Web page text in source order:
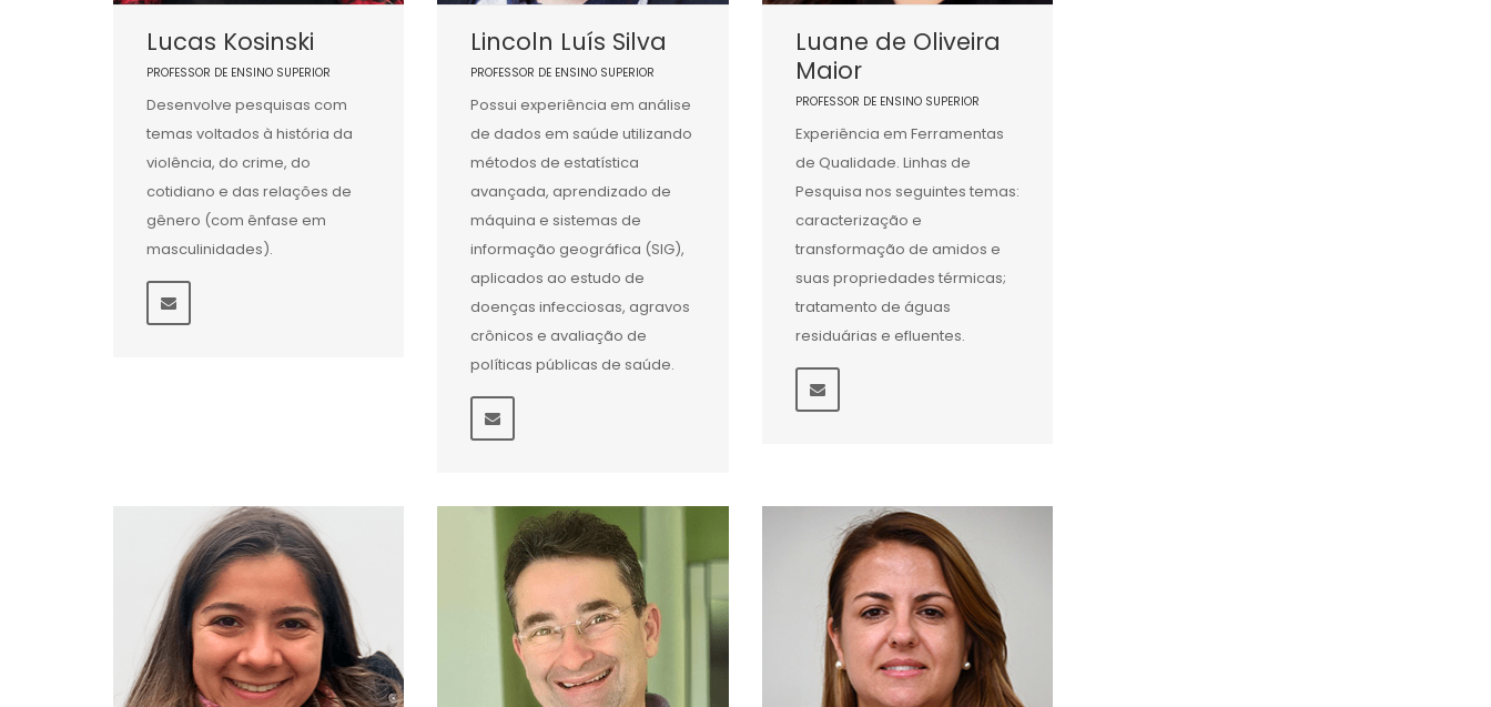
Lucas Kosinski
PROFESSOR DE ENSINO SUPERIOR
Desenvolve pesquisas com
temas voltados à história da
violência, do crime, do
cotidiano e das relações de
gênero (com ênfase em
masculinidades).
Lincoln Luís Silva
PROFESSOR DE ENSINO SUPERIOR
Possui experiência em análise
de dados em saúde utilizando
métodos de estatística
avançada, aprendizado de
máquina e sistemas de
informação geográfica (SIG),
aplicados ao estudo de
doenças infecciosas, agravos
crônicos e avaliação de
políticas públicas de saúde.
Luane de Oliveira
Maior
PROFESSOR DE ENSINO SUPERIOR
Experiência em Ferramentas
de Qualidade. Linhas de
Pesquisa nos seguintes temas:
caracterização e
transformação de amidos e
suas propriedades térmicas;
tratamento de águas
residuárias e efluentes.